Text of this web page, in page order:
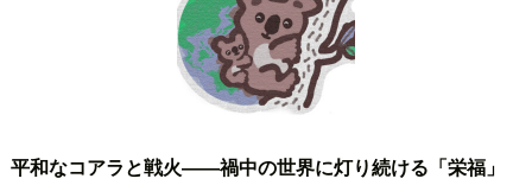
平和なコアラと戦火――禍中の世界に灯り続ける「栄福」